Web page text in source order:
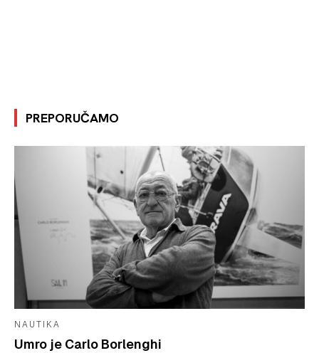
PREPORUČAMO
NAUTIKA
Umro je Carlo Borlenghi